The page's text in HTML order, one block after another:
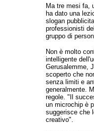
Ma tre mesi fa,
ha dato una
slogan
professionisti
gruppo di
Non è molto
intelligente
Gerusalemme,
scoperto che
senza limiti e
generalmente.
regole. "Il
un microchip è
suggerisce che
creativo".